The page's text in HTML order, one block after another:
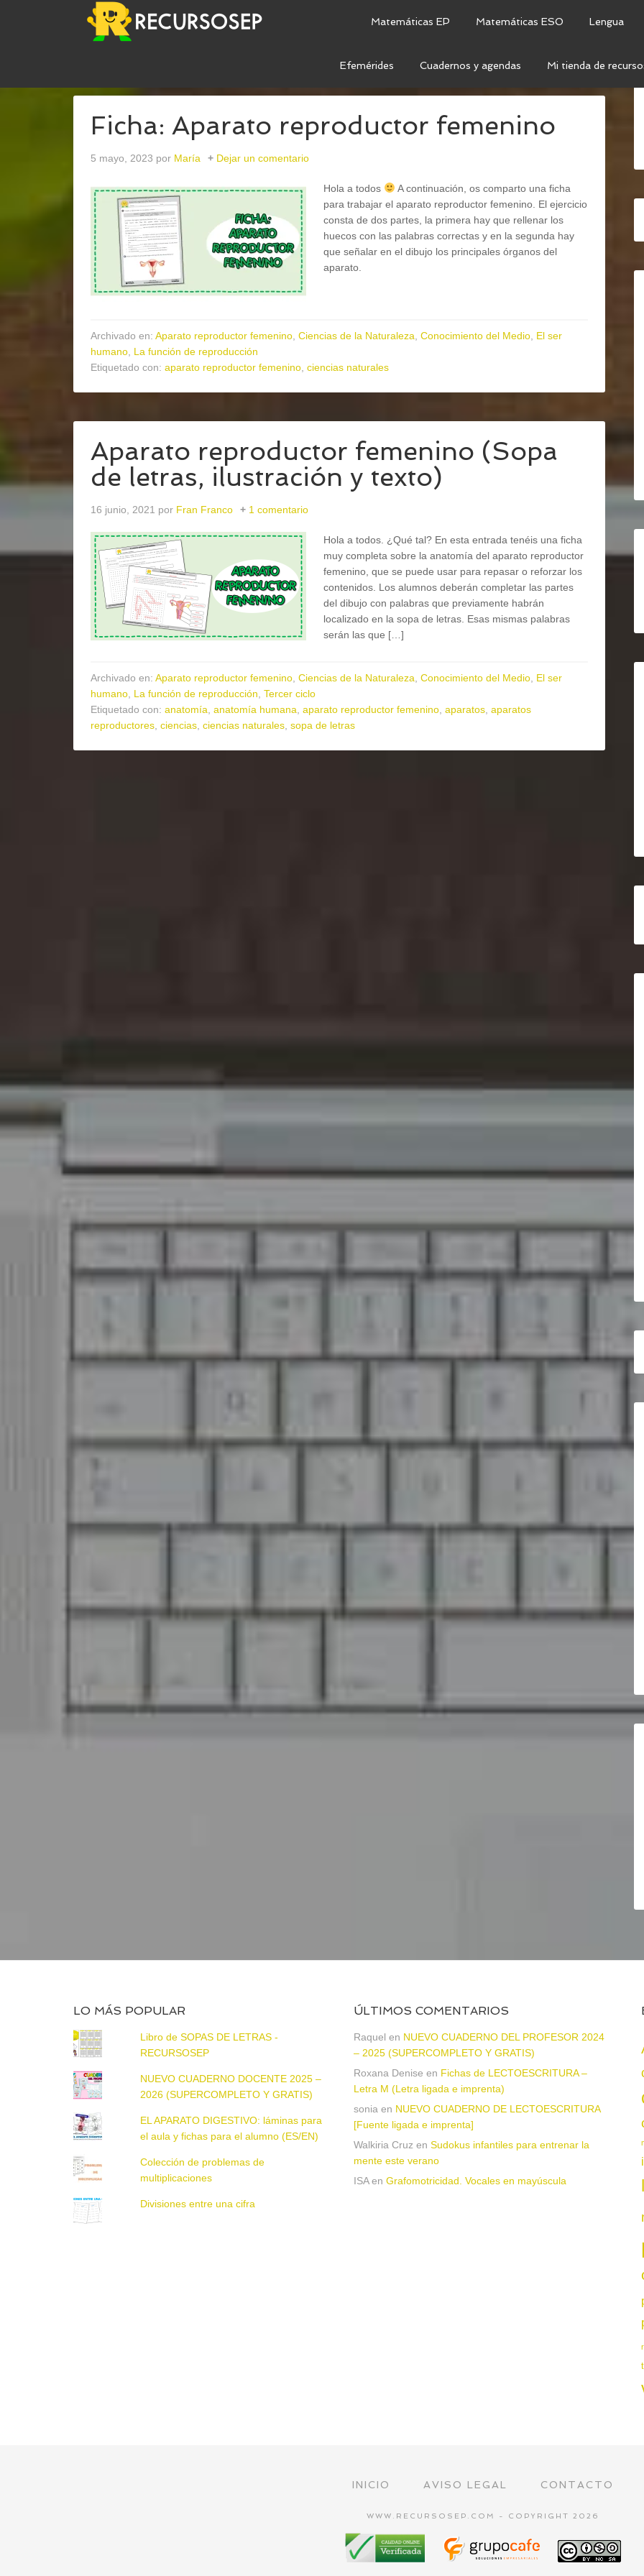
Matemáticas EP Matemáticas ESO Lengua
Efemérides Cuadernos y agendas Mi tienda de
ARCHIVOS PARAAPARATO REPRODUCTOR FEMENINO
Ficha: Aparato reproductor femenino
5 mayo, 2023 por María Dejar un comentario
Hola a todos
A continuación, os comparto una ficha
para trabajar el aparato reproductor femenino. El ejercicio
consta de dos partes, la primera hay que rellenar los
huecos con las palabras correctas y en la segunda hay
que señalar en el dibujo los principales órganos del
aparato.
Archivado en: Aparato reproductor femenino Ciencias de la Naturaleza Conocimiento del Medio El ser
humano La función de reproducción
Etiquetado con: aparato reproductor femenino ciencias naturales
Aparato reproductor femenino (Sopa
de letras, ilustración y texto)
16 junio, 2021 por Fran Franco 1 comentario
Hola a todos. ¿Qué tal? En esta entrada tenéis una ficha
muy completa sobre la anatomía del aparato reproductor
femenino, que se puede usar para repasar o reforzar los
contenidos. Los alumnos deberán completar las partes
del dibujo con palabras que previamente habrán
localizado en la sopa de letras. Esas mismas palabras
serán las que […]
Archivado en: Aparato reproductor femenino Ciencias de la Naturaleza Conocimiento del Medio El ser
humano La función de reproducción Tercer ciclo
Etiquetado con: anatomía anatomía humana aparato reproductor femenino aparatos aparatos
reproductores ciencias ciencias naturales sopa de letras
LO MÁS POPULAR
Libro de SOPAS DE LETRAS -
RECURSOSEP
NUEVO CUADERNO DOCENTE 2025 –
2026 (SUPERCOMPLETO Y GRATIS)
EL APARATO DIGESTIVO: láminas para
el aula y fichas para el alumno (ES/EN)
Colección de problemas de
multiplicaciones
Divisiones entre una cifra
ÚLTIMOS COMENTARIOS
Raquel en NUEVO CUADERNO DEL PROFESOR 2024
– 2025 (SUPERCOMPLETO Y GRATIS)
Roxana Denise en Fichas de LECTOESCRITURA –
Letra M (Letra ligada e imprenta)
sonia en NUEVO CUADERNO DE LECTOESCRITURA
[Fuente ligada e imprenta]
Walkiria Cruz en Sudokus infantiles para entrenar la
mente este verano
ISAen Grafomotricidad. Vocales en mayúscula
INICIO AVISO LEGAL CONTACTO
WWW.RECURSOSEP.COM - COPYRIGHT 2026